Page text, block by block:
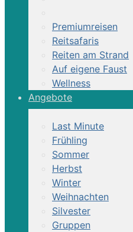
Premiumreisen
Reitsafaris
Reiten am Strand
Auf eigene Faust
Wellness
Angebote
Last Minute
Frühling
Sommer
Herbst
Winter
Weihnachten
Silvester
Gruppen